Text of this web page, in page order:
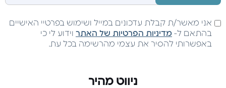
אני מאשר/ת קבלת עדכונים במייל ושימוש בפרטיי האישיים
בהתאם ל- מדיניות הפרטיות של האתר וידוע לי כי
באפשרותי להסיר את עצמי מהרשימה בכל עת.
ניווט מהיר